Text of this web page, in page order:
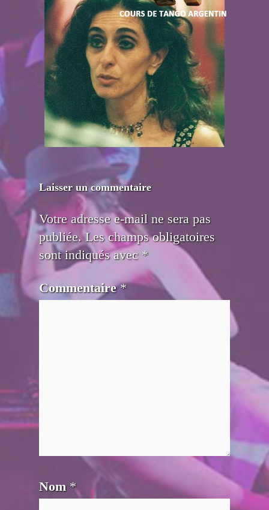
Laisser un commentaire
Votre adresse e-mail ne sera pas
publiée. Les champs obligatoires
sont indiqués avec *
Commentaire*
Nom *